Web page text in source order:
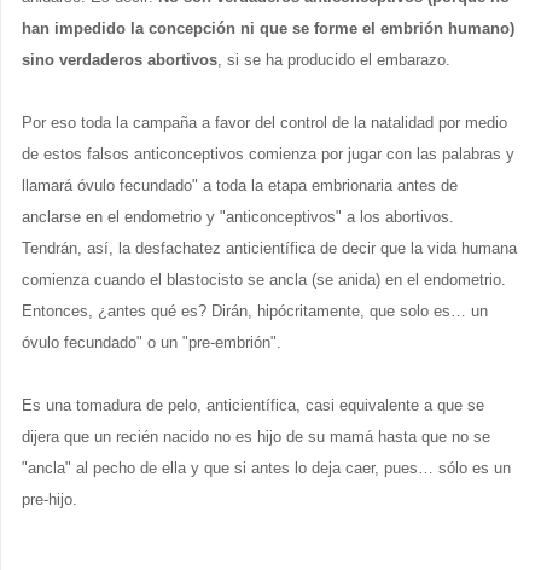
han impedido la concepción ni que se forme el embrión humano)
sino verdaderos abortivos, si se ha producido el embarazo.
Por eso toda la campaña a favor del control de la natalidad por medio
de estos falsos anticonceptivos comienza por jugar con las palabras y
llamará óvulo fecundado" a toda la etapa embrionaria antes de
anclarse en el endometrio y "anticonceptivos" a los abortivos.
Tendrán, así, la desfachatez anticientífica de decir que la vida humana
comienza cuando el blastocisto se ancla (se anida) en el endometrio.
Entonces, ¿antes qué es? Dirán, hipócritamente, que solo es… un
óvulo fecundado" o un "pre-embrión".
Es una tomadura de pelo, anticientífica, casi equivalente a que se
dijera que un recién nacido no es hijo de su mamá hasta que no se
"ancla" al pecho de ella y que si antes lo deja caer, pues… sólo es un
pre-hijo.